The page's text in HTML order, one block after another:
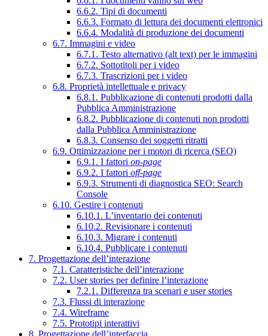
6.6.2. Tipi di documenti
6.6.3. Formato di lettura dei documenti elettronici
6.6.4. Modalità di produzione dei documenti
6.7. Immagini e video
6.7.1. Testo alternativo (alt text) per le immagini
6.7.2. Sottotitoli per i video
6.7.3. Trascrizioni per i video
6.8. Proprietà intellettuale e privacy
6.8.1. Pubblicazione di contenuti prodotti dalla
Pubblica Amministrazione
6.8.2. Pubblicazione di contenuti non prodotti
dalla Pubblica Amministrazione
6.8.3. Consenso dei soggetti ritratti
6.9. Ottimizzazione per i motori di ricerca (SEO)
6.9.1. I fattori on-page
6.9.2. I fattori off-page
6.9.3. Strumenti di diagnostica SEO: Search
Console
6.10. Gestire i contenuti
6.10.1. L’inventario dei contenuti
6.10.2. Revisionare i contenuti
6.10.3. Migrare i contenuti
6.10.4. Pubblicare i contenuti
7. Progettazione dell’interazione
7.1. Caratteristiche dell’interazione
7.2. User stories per definire l’interazione
7.2.1. Differenza tra scenari e user stories
7.3. Flussi di interazione
7.4. Wireframe
7.5. Prototipi interattivi
8. Progettazione dell’interfaccia